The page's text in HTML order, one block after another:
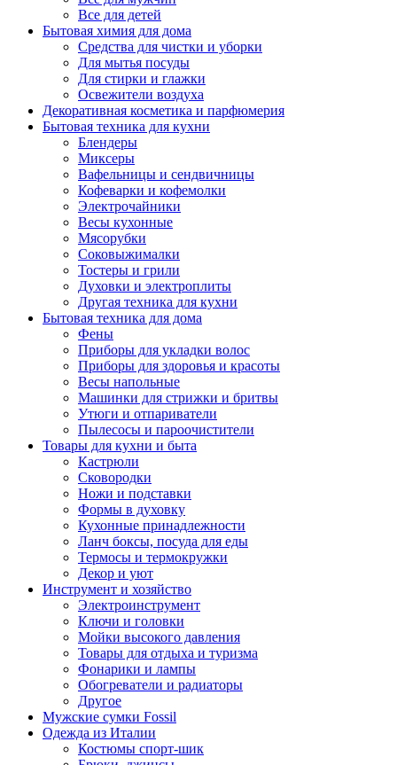
Все для детей
Бытовая химия для дома
Средства для чистки и уборки
Для мытья посуды
Для стирки и глажки
Освежители воздуха
Декоративная косметика и парфюмерия
Бытовая техника для кухни
Блендеры
Миксеры
Вафельницы и сендвичницы
Кофеварки и кофемолки
Электрочайники
Весы кухонные
Мясорубки
Соковыжималки
Тостеры и грили
Духовки и электроплиты
Другая техника для кухни
Бытовая техника для дома
Фены
Приборы для укладки волос
Приборы для здоровья и красоты
Весы напольные
Машинки для стрижки и бритвы
Утюги и отпариватели
Пылесосы и пароочистители
Товары для кухни и быта
Кастрюли
Сковородки
Ножи и подставки
Формы в духовку
Кухонные принадлежности
Ланч боксы, посуда для еды
Термосы и термокружки
Декор и уют
Инструмент и хозяйство
Электроинструмент
Ключи и головки
Мойки высокого давления
Товары для отдыха и туризма
Фонарики и лампы
Обогреватели и радиаторы
Другое
Мужские сумки Fossil
Одежда из Италии
Костюмы спорт-шик